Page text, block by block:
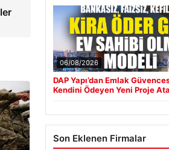
06/08/2026
DAP Yapı’dan Emlak
Kendini Ödeyen Yeni Proje
Son Eklenen Firmalar